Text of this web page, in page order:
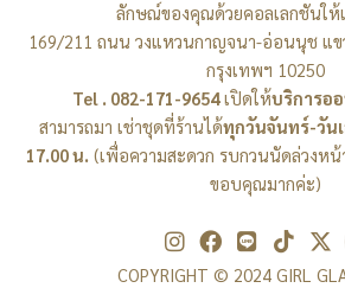
ลักษณ์ของคุณด้วยคอลเลกชันให้เ
169/211 ถนน วงแหวนกาญจนา-อ่อนนุช แข
กรุงเทพฯ 10250
Tel . 082-171-9654เปิดให้บริการอ
สามารถมา เช่าชุดที่ร้านได้ทุกวันจันทร์-วันเ
17.00 น. (เพื่อความสะดวก รบกวนนัดล่วงห
ขอบคุณมากค่ะ)
I
n
F
a
L
i
T
i
X
-
COPYRIGHT © 2024 GIRL